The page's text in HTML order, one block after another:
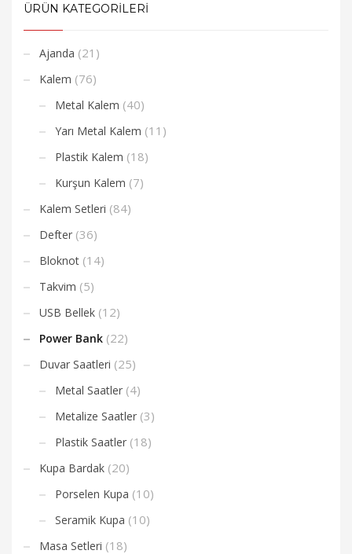
ÜRÜN KATEGORİLERİ
Ajanda (21)
Kalem (76)
Metal Kalem (40)
Yarı Metal Kalem (11)
Plastik Kalem (18)
Kurşun Kalem (7)
Kalem Setleri (84)
Defter (36)
Bloknot (14)
Takvim (5)
USB Bellek (12)
Power Bank (22)
Duvar Saatleri (25)
Metal Saatler (4)
Metalize Saatler (3)
Plastik Saatler (18)
Kupa Bardak (20)
Porselen Kupa (10)
Seramik Kupa (10)
Masa Setleri (18)